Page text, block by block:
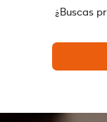
¿Buscas